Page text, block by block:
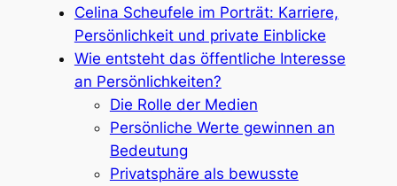
Celina Scheufele im Porträt: Karriere,
Persönlichkeit und private Einblicke
Wie entsteht das öffentliche Interesse
an Persönlichkeiten?
Die Rolle der Medien
Persönliche Werte gewinnen an
Bedeutung
Privatsphäre als bewusste